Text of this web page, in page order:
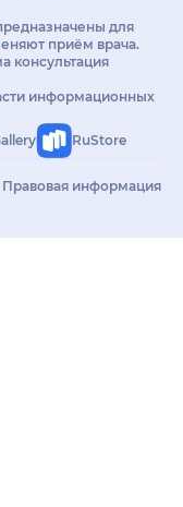
для
приём врача.
консультация
информационных
RuStore
Правовая информация